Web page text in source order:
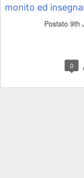
monito ed
Postato 9th
0